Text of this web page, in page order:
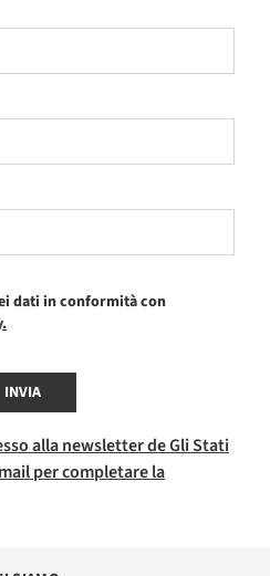
dati in conformità con
INVIA
alla newsletter de Gli Stati
per completare la